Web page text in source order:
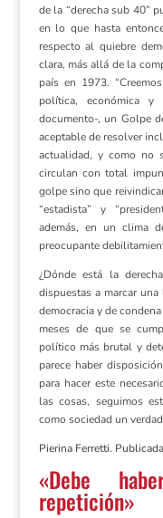
de la “derecha sub 40”
en lo que hasta
respecto al quiebre
clara, más allá de la
país en 1973.
política, económica
documento-, un Golpe
aceptable de resolver
actualidad, y como no
circulan con total
golpe sino que
“estadista” y
además, en un clima
preocupante
¿Dónde está la
dispuestas a marcar
democracia y de
meses de que se
político más brutal y
parece haber
para hacer este
las cosas, seguimos
como sociedad un
Pierina Ferretti.
«Debe
repetición»